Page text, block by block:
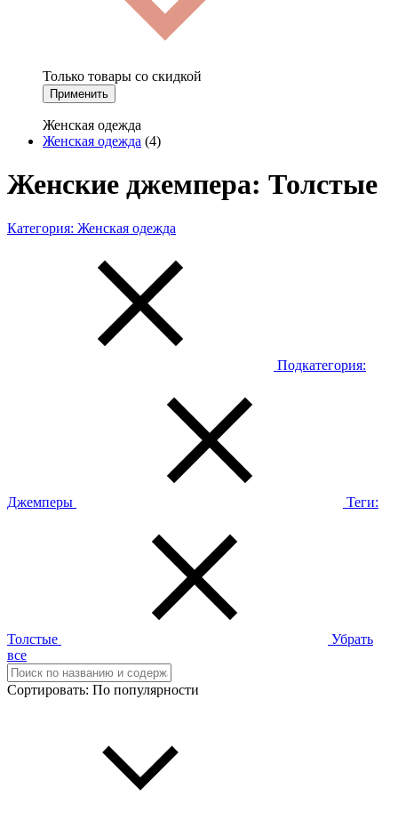
Только товары со скидкой
Применить
Женская одежда
Женская одежда (4)
Женские джемпера: Толстые
Категория: Женская одежда
Подкатегория:
Джемперы Теги:
Толстые
Убрать
все
Сортировать: По популярности